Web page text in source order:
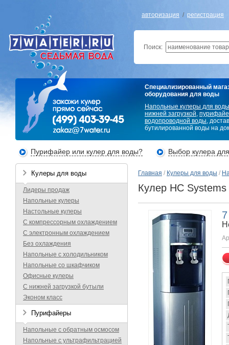
авторизация / регистрация
Поиск:
Специализированный
оборудования для воды
Напольные кулеры для воды
нижней загрузкой,
водопроводной воды,
бутилированной воды на
Пурифайер или кулер для воды? Выбор кулера
Кулеры для воды
Лидеры продаж
Напольные кулеры
Настольные кулеры
С компрессорным охлаждением
С электронным охлаждением
Без охлаждения
Напольные с холодильником
Напольные со шкафчиком
Офисные кулеры
С нижней загрузкой бутыли
Эконом класс
Пурифайеры
Напольные с обратным осмосом
Напольные с ультрафильтрацией
Главная / Кулеры для воды /
Кулер HC